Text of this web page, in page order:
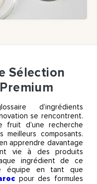
Sélection
d’ingrédients
se rencontrent.
d’une recherche
meilleurs composants.
apprendre davantage
vie à des produits
ingrédient de ce
équipe en tant que
pour des formules